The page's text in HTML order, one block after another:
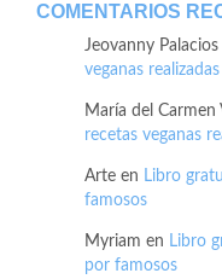
COMENTARIOS
Jeovanny Palacios
veganas
María del Carmen
recetas veganas
Arte en Libro
famosos
Myriam en Libro
por famosos